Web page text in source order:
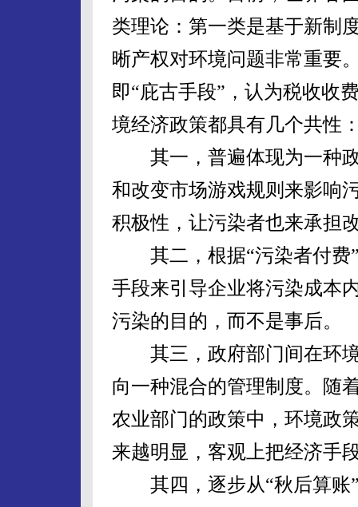
类理论：第一类是基于新制
晰产权对环境问题非常重要
即“庇古手段”，认为税收收
境经济政策都具有几个共性
其一，普遍体现为一种政
和改变市场游戏规则来影响
积极性，让污染者也来承担
其二，根据“污染者付费”
手段来引导企业将污染成本
污染的目的，而不是事后。
其三，政府部门间在环境
向一种混合的管理制度。随
农业部门的政策中，环境政
来越明显，客观上把经济手
其四，逐步从“秋后算账”